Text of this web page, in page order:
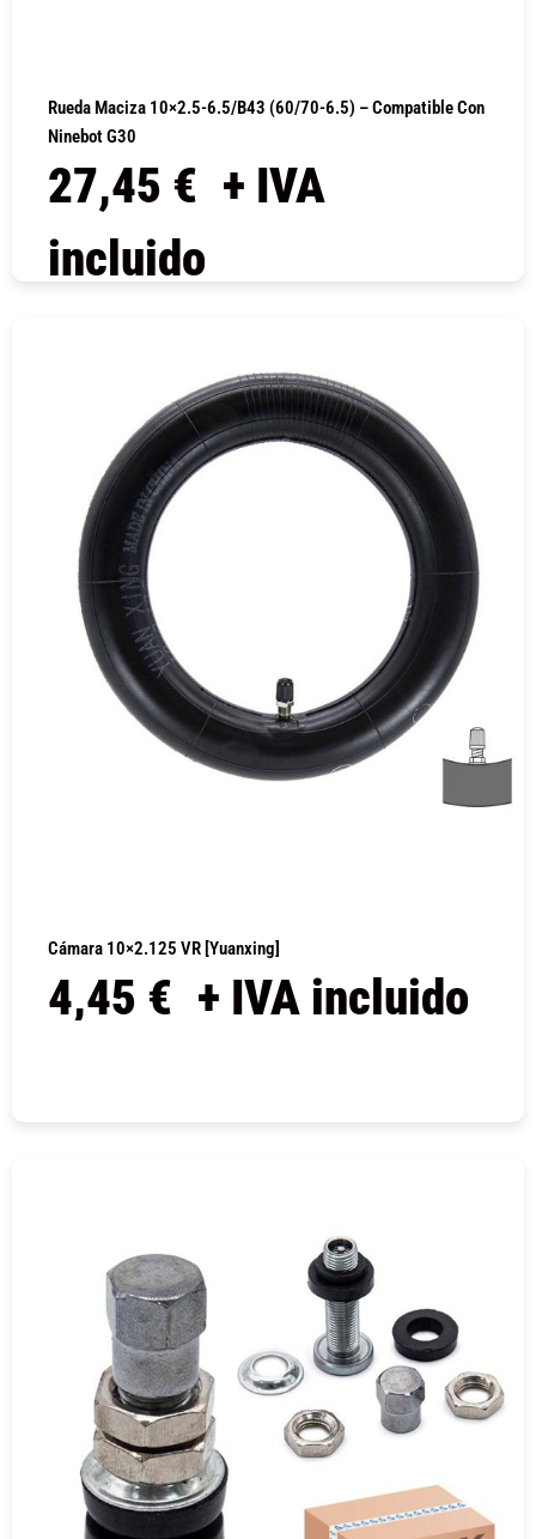
Rueda Maciza 10×2.5-6.5/B43 (60/70-6.5) – Compatible Con
Ninebot G30
27,45 € + IVA
incluido
Cámara 10×2.125 VR [Yuanxing]
4,45 € + IVA incluido